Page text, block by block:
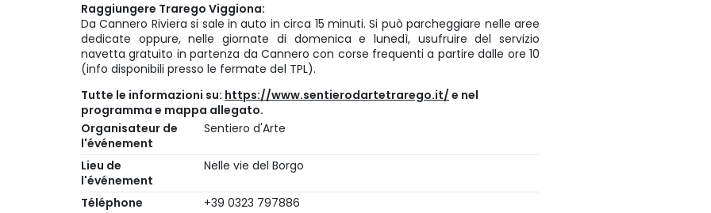
Raggiungere Trarego Viggiona:
Da Cannero Riviera si sale in auto in circa 15 minuti. Si può parcheggiare nelle aree
dedicate oppure, nelle giornate di domenica e lunedì, usufruire del servizio
navetta gratuito in partenza da Cannero con corse frequenti a partire dalle ore 10
(info disponibili presso le fermate del TPL).
Tutte le informazioni su: https://www.sentierodartetrarego.it/ e nel
programma e mappa allegato.
Organisateur de
l'événement
Sentiero d'Arte
Lieu de
l'événement
Nelle vie del Borgo
Téléphone
+39 0323 797886